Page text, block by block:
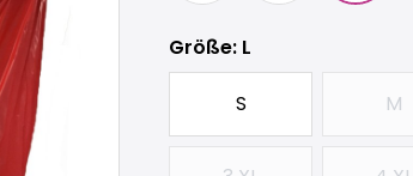
Größeauswählen
: L
S M